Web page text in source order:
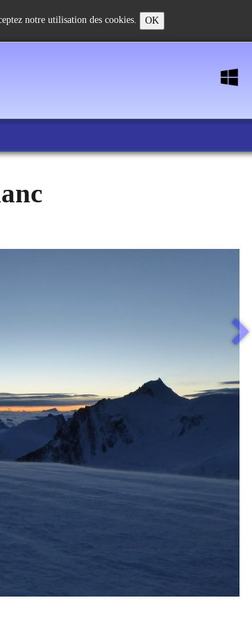
notre utilisation des cookies. OK